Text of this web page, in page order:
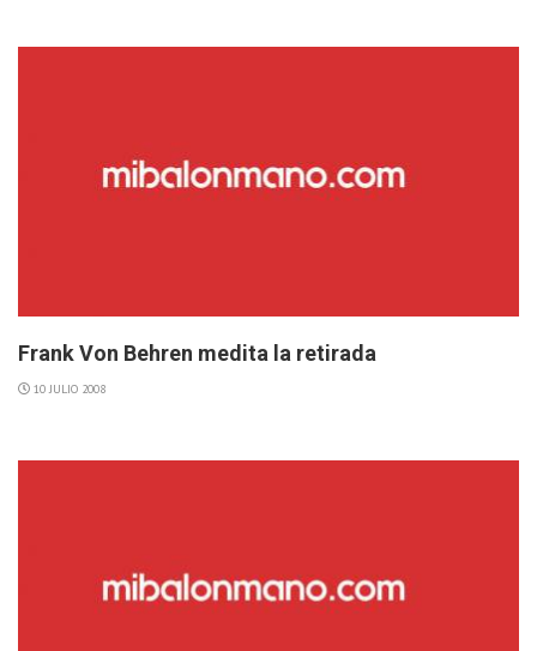
Frank Von Behren medita la retirada
10 JULIO 2008